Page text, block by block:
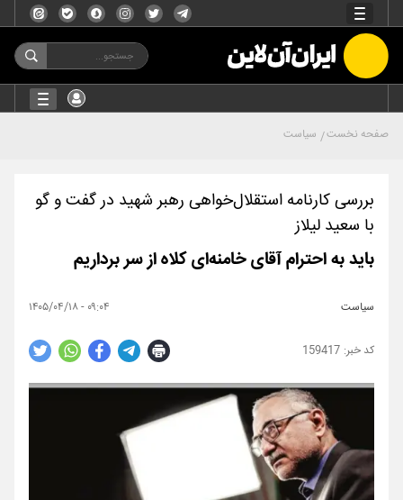
صفحه نخست سیاست
بررسی کارنامه استقلال‌خواهی رهبر شهید در گفت و گو
با سعید لیلاز
باید به احترام آقای خامنه‌ای کلاه از سر برداریم
سیاست ۰۹:۰۴ - ۱۴۰۵/۰۴/۱۸
159417